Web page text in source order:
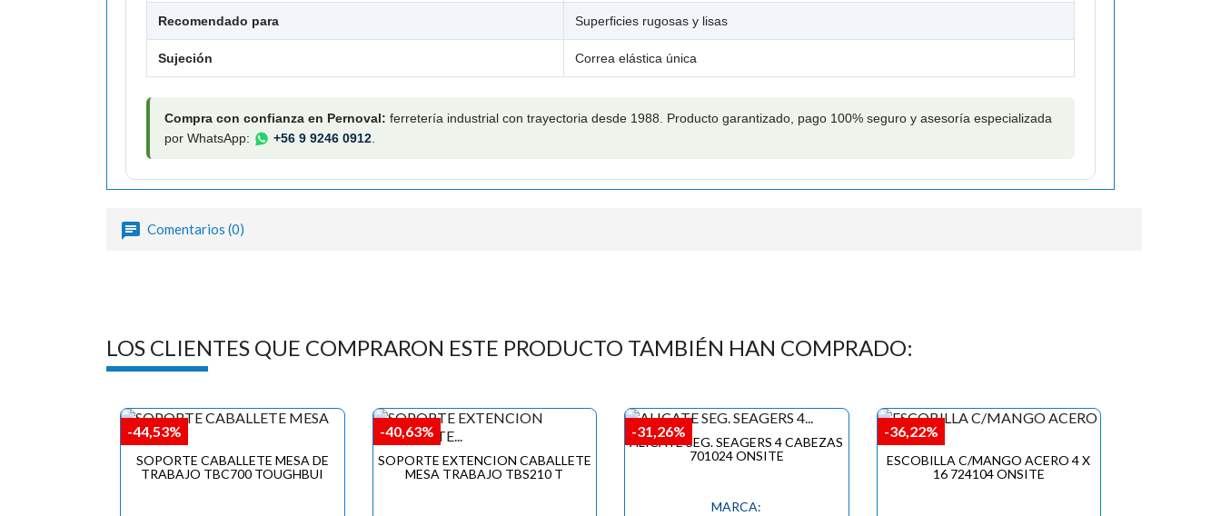
Recomendado para Superficies rugosas y lisas
Sujeción Correa elástica única
Compra con confianza en Pernoval: ferretería industrial con trayectoria desde 1988. Producto garantizado, pago 100% seguro y asesoría especializada
por WhatsApp:
+56 9 9246 0912
Comentarios (0)
LOS CLIENTES QUE COMPRARON ESTE PRODUCTO TAMBIÉN HAN COMPRADO:
SOPORTE CABALLETE MESA DE
TRABAJO TBC700 TOUGHBUI
-44,53%
SOPORTE EXTENCION CABALLETE
MESA TRABAJO TBS210 T
-40,63%
ALICATE SEG. SEAGERS 4 CABEZAS
701024 ONSITE
MARCA:
-31,26%
ESCOBILLA C/MANGO ACERO 4 X
16 724104 ONSITE
-36,22%